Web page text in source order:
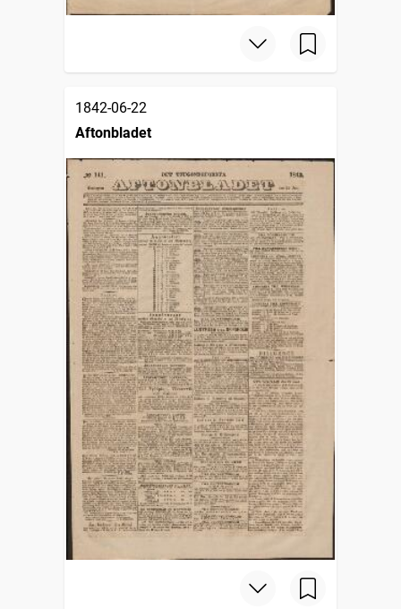
1842-06-22
Aftonbladet